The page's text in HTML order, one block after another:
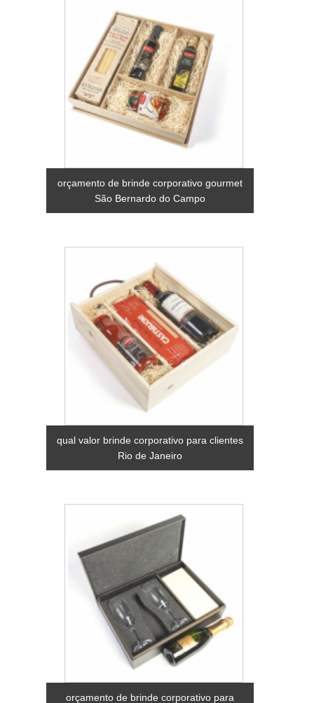
orçamento de brinde corporativo gourmet
São Bernardo do Campo
qual valor brinde corporativo para clientes
Rio de Janeiro
orçamento de brinde corporativo para